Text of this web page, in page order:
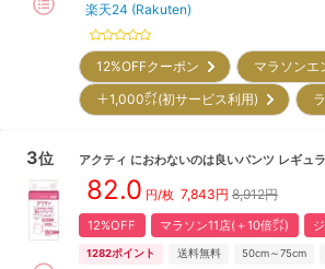
楽天24 (Rakuten)
12%OFFクーポン マラソン
＋1,000㌽(初サービス利用)
3位 アクティ におわないのは良いパンツ レギュ
82.0 円/枚 7,843円 8,912円
12%OFF マラソン11店(＋10倍㌽)
1282ポイント 送料無料 50cm～75cm